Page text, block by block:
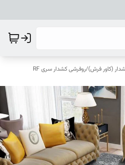
(کاور فرش)/روفرشی کشدار سری RF